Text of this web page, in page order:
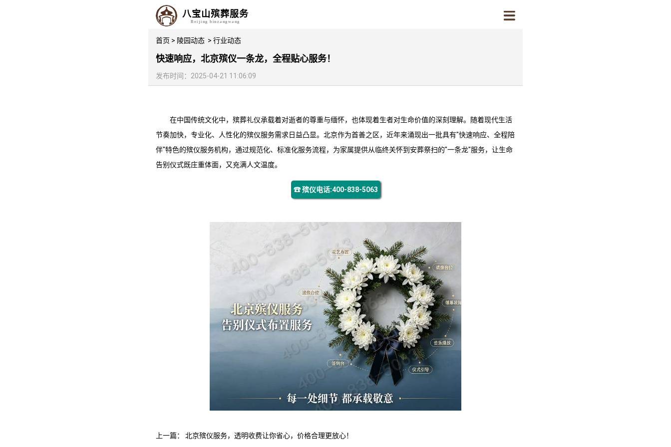
八宝山殡葬服务
Beijing binzangwang
首页 > 陵园动态 > 行业动态
快速响应，北京殡仪一条龙，全程贴心服务！
发布时间：2025-04-21 11:06:09
在中国传统文化中，殡葬礼仪承载着对逝者的尊重与缅怀，也体现着生者对生命价值的深刻理解。随着现代生活
节奏加快，专业化、人性化的殡仪服务需求日益凸显。北京作为首善之区，近年来涌现出一批具有"快速响应、全程陪
伴"特色的殡仪服务机构，通过规范化、标准化服务流程，为家属提供从临终关怀到安葬祭扫的"一条龙"服务，让生命
告别仪式既庄重体面，又充满人文温度。
☎ 殡仪电话:400-838-5063
上一篇： 北京殡仪服务，透明收费让你省心，价格合理更放心！